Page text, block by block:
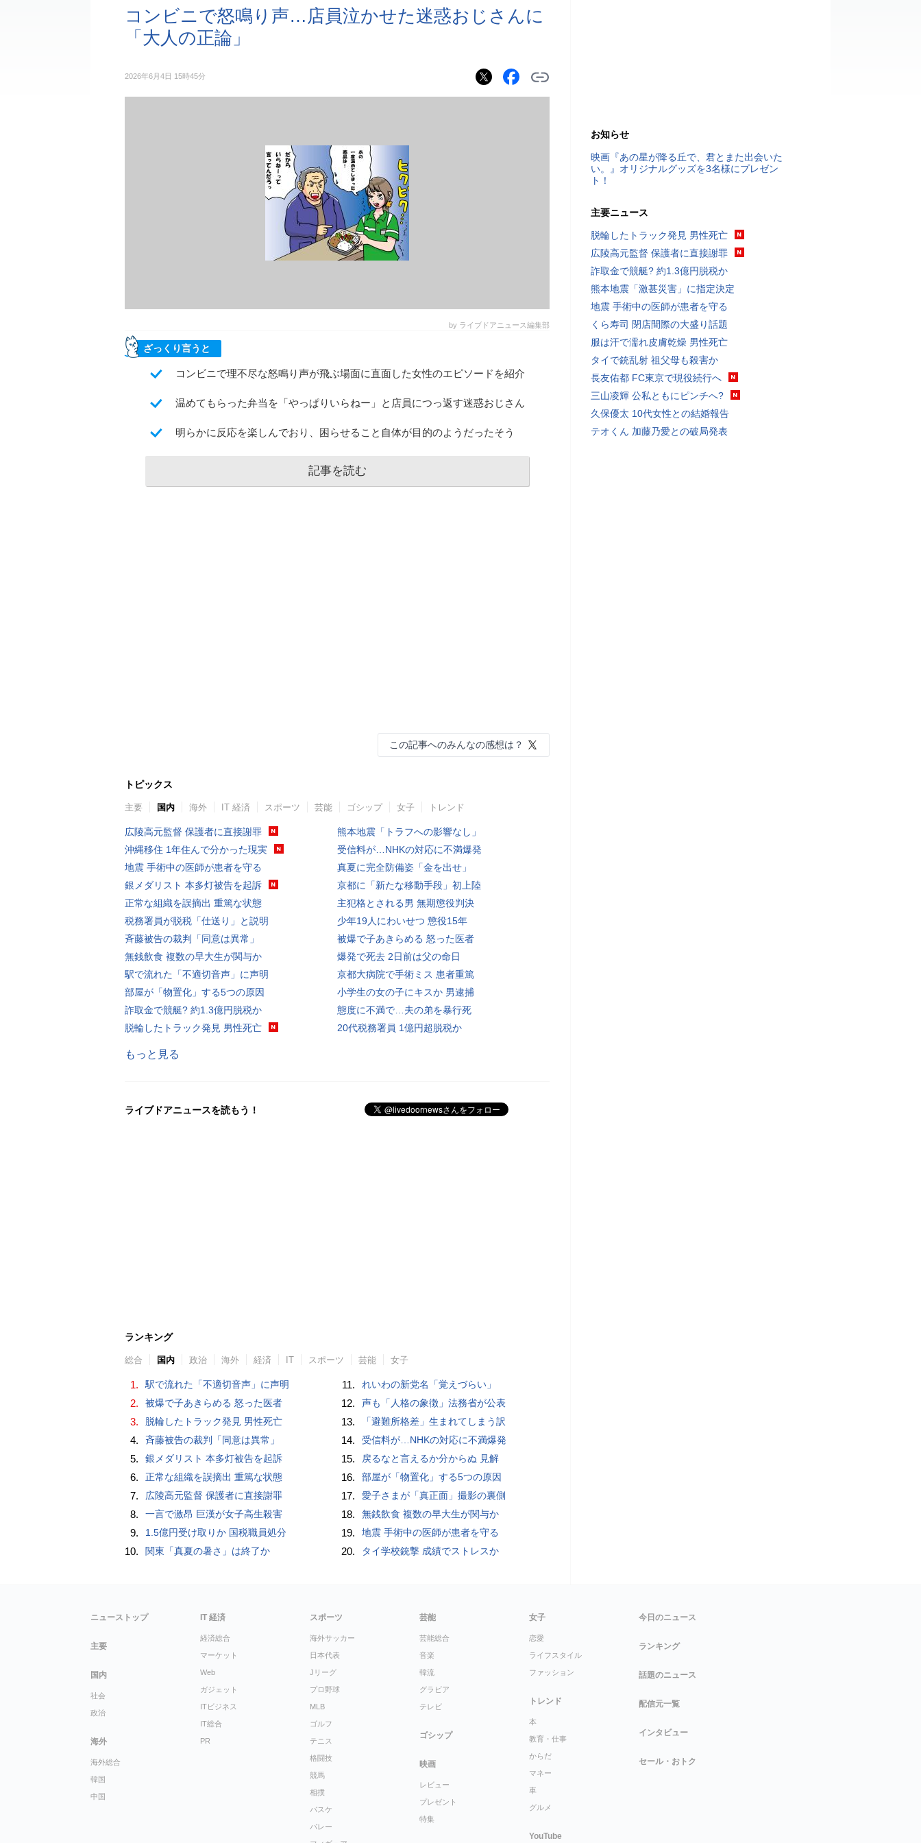
コンビニで怒鳴り声…店員泣かせた迷惑おじさんに
「大人の正論」
2026年6月4日 15時45分
by ライブドアニュース編集部
ざっくり言うと
コンビニで理不尽な怒鳴り声が飛ぶ場面に直面した女性のエピソードを紹介
温めてもらった弁当を「やっぱりいらねー」と店員につっ返す迷惑おじさん
明らかに反応を楽しんでおり、困らせること自体が目的のようだったそう
記事を読む
この記事へのみんなの感想は？
トピックス
主要 国内 海外 IT 経済 スポーツ 芸能 ゴシップ 女子 トレンド
広陵高元監督 保護者に直接謝罪
沖縄移住 1年住んで分かった現実
地震 手術中の医師が患者を守る
銀メダリスト 本多灯被告を起訴
正常な組織を誤摘出 重篤な状態
税務署員が脱税「仕送り」と説明
斉藤被告の裁判「同意は異常」
無銭飲食 複数の早大生が関与か
駅で流れた「不適切音声」に声明
部屋が「物置化」する5つの原因
詐取金で競艇? 約1.3億円脱税か
脱輪したトラック発見 男性死亡
熊本地震「トラフへの影響なし」
受信料が…NHKの対応に不満爆発
真夏に完全防備姿「金を出せ」
京都に「新たな移動手段」初上陸
主犯格とされる男 無期懲役判決
少年19人にわいせつ 懲役15年
被爆で子あきらめる 怒った医者
爆発で死去 2日前は父の命日
京都大病院で手術ミス 患者重篤
小学生の女の子にキスか 男逮捕
態度に不満で…夫の弟を暴行死
20代税務署員 1億円超脱税か
もっと見る
ライブドアニュースを読もう！
ランキング
総合 国内 政治 海外 経済 IT スポーツ 芸能 女子
1. 駅で流れた「不適切音声」に声明
2. 被爆で子あきらめる 怒った医者
3. 脱輪したトラック発見 男性死亡
4. 斉藤被告の裁判「同意は異常」
5. 銀メダリスト 本多灯被告を起訴
6. 正常な組織を誤摘出 重篤な状態
7. 広陵高元監督 保護者に直接謝罪
8. 一言で激昂 巨漢が女子高生殺害
9. 1.5億円受け取りか 国税職員処分
10. 関東「真夏の暑さ」は終了か
11. れいわの新党名「覚えづらい」
12. 声も「人格の象徴」法務省が公表
13. 「避難所格差」生まれてしまう訳
14. 受信料が…NHKの対応に不満爆発
15. 戻るなと言えるか分からぬ 見解
16. 部屋が「物置化」する5つの原因
17. 愛子さまが「真正面」撮影の裏側
18. 無銭飲食 複数の早大生が関与か
19. 地震 手術中の医師が患者を守る
20. タイ学校銃撃 成績でストレスか
お知らせ
映画『あの星が降る丘で、君とまた出会いた
い。』オリジナルグッズを3名様にプレゼン
ト！
主要ニュース
脱輪したトラック発見 男性死亡
広陵高元監督 保護者に直接謝罪
詐取金で競艇? 約1.3億円脱税か
熊本地震「激甚災害」に指定決定
地震 手術中の医師が患者を守る
くら寿司 閉店間際の大盛り話題
服は汗で濡れ皮膚乾燥 男性死亡
タイで銃乱射 祖父母も殺害か
長友佑都 FC東京で現役続行へ
三山凌輝 公私ともにピンチへ?
久保優太 10代女性との結婚報告
テオくん 加藤乃愛との破局発表
ニューストップ
主要
国内
社会
政治
海外
海外総合
韓国
中国
IT 経済
経済総合
マーケット
Web
ガジェット
ITビジネス
IT総合
PR
スポーツ
海外サッカー
日本代表
Jリーグ
プロ野球
MLB
ゴルフ
テニス
格闘技
競馬
相撲
バスケ
バレー
芸能
芸能総合
音楽
韓流
グラビア
テレビ
ゴシップ
映画
レビュー
プレゼント
特集
女子
恋愛
ライフスタイル
ファッション
トレンド
本
教育・仕事
からだ
マネー
車
グルメ
YouTube
今日のニュース
ランキング
話題のニュース
配信元一覧
インタビュー
セール・おトク